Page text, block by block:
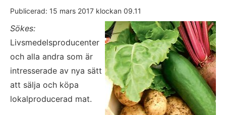
Publicerad: 15 mars 2017 klockan 09.11
Livsmedelsproducenter
och alla andra som är
intresserade av nya sätt
att sälja och köpa
lokalproducerad mat.